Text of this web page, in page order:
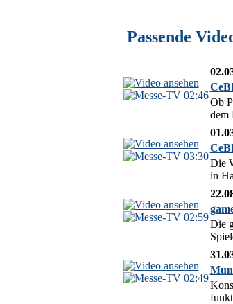
Passende
02:46
Ob
dem
03:30
Die
in
02:59
Die
02:49